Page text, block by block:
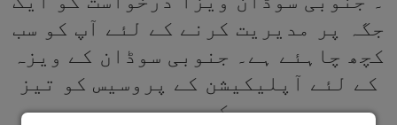
جگہ پر مدیریت کرنے کے لئے آپ کو سب
کچھ چاہئے ہے۔ جنوبی سوڈان کے ویزہ
کے لئے آپلیکیشن کے پروسیس کو تیز
کریں۔